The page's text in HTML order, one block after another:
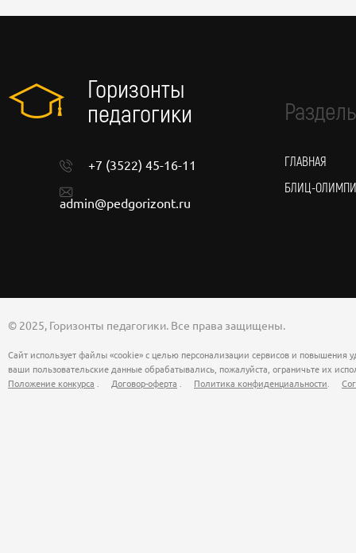
Горизонты
педагогики
+7 (3522) 45-16-11
admin@pedgorizont.ru
ГЛАВНАЯ
БЛИЦ-
© 2025, Горизонты педагогики. Все права защищены.
Сайт использует файлы «cookie» с целью персонализации сервисов и повышения
ваши пользовательские данные обрабатывались, пожалуйста, ограничьте их
Положение конкурса
Договор-оферта Политика конфиденциальности